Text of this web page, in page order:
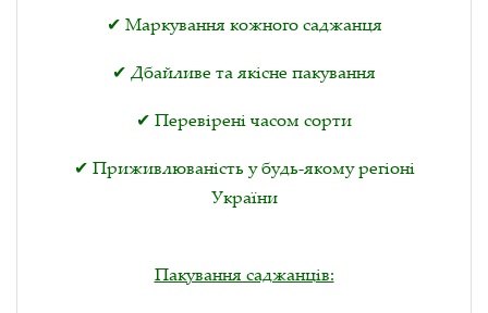
✔ Маркування кожного саджанця
✔ Дбайливе та якісне пакування
✔ Перевірені часом сорти
✔ Приживлюваність у будь-якому регіоні
України
Пакування саджанців: